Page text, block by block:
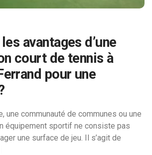
avantages d’une
court de tennis à
pour une
une communauté de communes ou une
équipement sportif ne consiste pas
une surface de jeu. Il s’agit de